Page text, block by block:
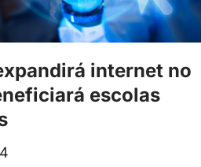
internet no
escolas